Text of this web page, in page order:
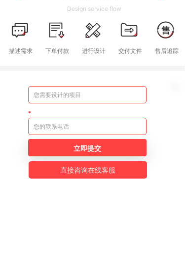
Design service flow
下单付款 进行设计 交付文件 售后追踪
描述需求
立即提交
直接咨询在线客服